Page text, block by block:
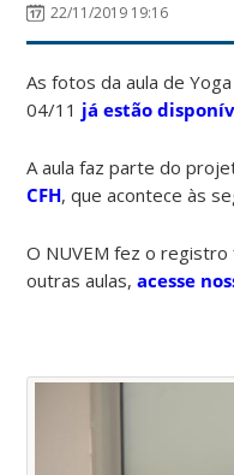
22/11/2019 19:16
As fotos da aula de
04/11 já estão
A aula faz parte do
CFH, que acontece às
O NUVEM fez o
outras aulas,acesse